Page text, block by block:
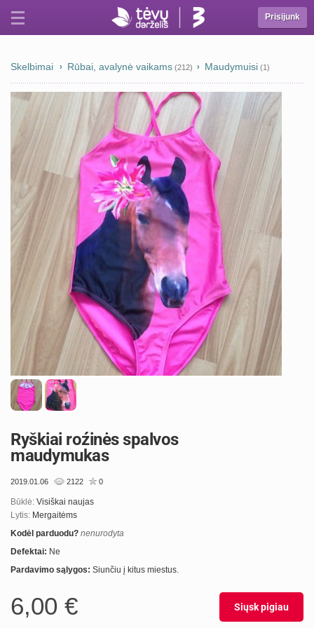
Prisijunk
Skelbimai Rūbai, avalynė vaikams (212) Maudymuisi (1)
Ryškiai roźinės spalvos
maudymukas
2019.01.06 2122 0
Būklė: Visiškai naujas
Lytis: Mergaitėms
Kodėl parduodu? nenurodyta
Defektai: Ne
Pardavimo sąlygos: Siunčiu į kitus miestus.
6,00 € Siųsk pigiau